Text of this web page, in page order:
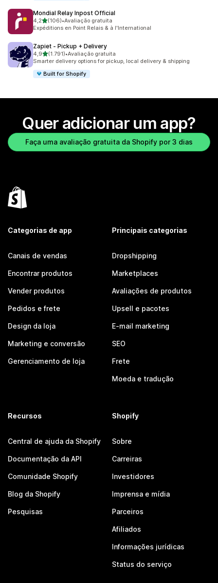
Mondial Relay Inpost Official
4,2de 5 estrelas
(106)
106 avaliações ao todo
•Avaliação gratuita
Expéditions en Point Relais & à l'International
Zapiet ‑ Pickup + Delivery
4,9de 5 estrelas
(1.791)
1791 avaliações ao todo
•Avaliação gratuita
Smarter delivery options for pickup, local delivery & shipping
Built for Shopify
Quer adicionar um app?
Faça uma avaliação gratuita da Shopify por 3 dias
Categorias de app
Canais de vendas
Encontrar produtos
Vender produtos
Pedidos e frete
Design da loja
Marketing e conversão
Gerenciamento de loja
Principais categorias
Dropshipping
Marketplaces
Avaliações de produtos
Upsell e pacotes
E-mail marketing
SEO
Frete
Moeda e tradução
Recursos
Central de ajuda da Shopify
Documentação da API
Comunidade Shopify
Blog da Shopify
Pesquisas
Shopify
Sobre
Carreiras
Investidores
Imprensa e mídia
Parceiros
Afiliados
Informações jurídicas
Status do serviço